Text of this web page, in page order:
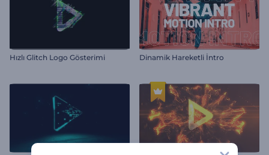
Hızlı Glitch Logo Gösterimi Dinamik Hareketli İntro